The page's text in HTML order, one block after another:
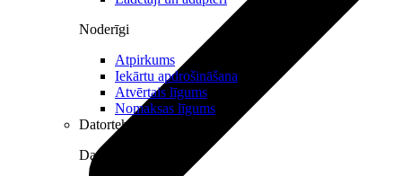
Noderīgi
Atpirkums
Iekārtu apdrošināšana
Atvērtais līgums
Nomaksas līgums
Datortehnika
Datori un Monitori